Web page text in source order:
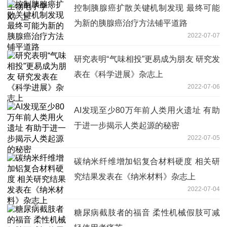
控制胰腺癌扩散关键机制发现 最终可能
为新的胰腺癌治疗方法铺平道路
2022-07-07
研究表明“气味相投”更易成为朋友 研究发
表在《科学进展》杂志上
2022-07-06
AI发现至少80万年前人类用火遗址 有助
于进一步揭示人类起源的秘密
2022-07-05
碳纳米纤维增加铝复合材料硬度 相关研
究结果发表在《纳米材料》杂志上
2022-07-04
糖尿病截肢者的福音 柔性机械假肢可减